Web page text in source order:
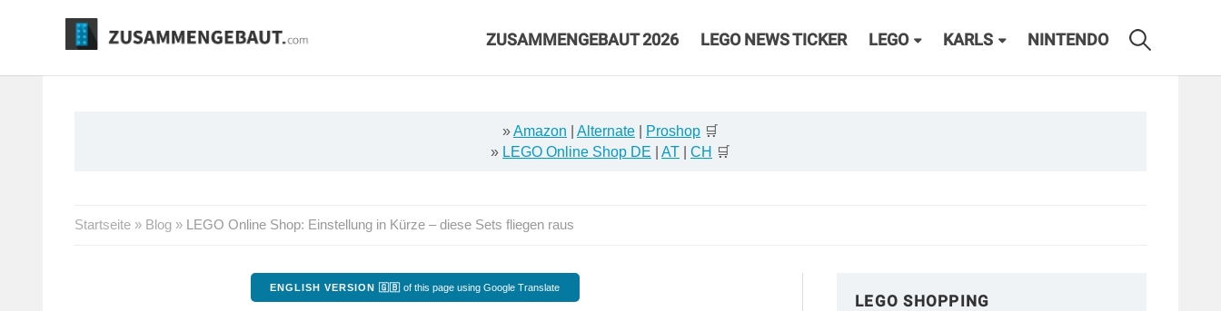
ZUSAMMENGEBAUT 2026 LEGO NEWS TICKER LEGO KARLS NINTENDO
»Amazon Alternate Proshop 🛒
» LEGO Online Shop DE AT CH 🛒
Startseite » Blog » LEGO Online Shop: Einstellung in Kürze – diese Sets fliegen raus
ENGLISH VERSION 🇬🇧 of this page using Google Translate
LEGO SHOPPING